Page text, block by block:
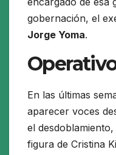
gobernación, el
Jorge Yoma.
En las últimas
aparecer voces
el
figura de Cristina